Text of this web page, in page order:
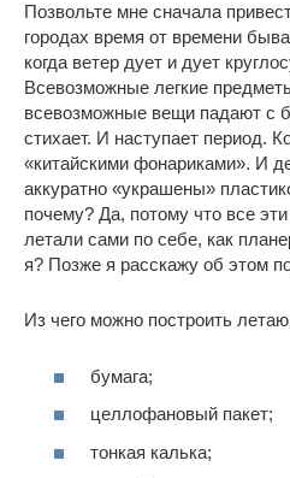
Позвольте мне сначала
городах время от времени
когда ветер дует и дует
Всевозможные легкие
всевозможные вещи падают с
стихает. И наступает период.
«китайскими фонариками». И
аккуратно «украшены»
почему? Да, потому что все
летали сами по себе, как
я? Позже я расскажу об этом
Из чего можно построить
бумага;
целлофановый пакет;
тонкая калька;